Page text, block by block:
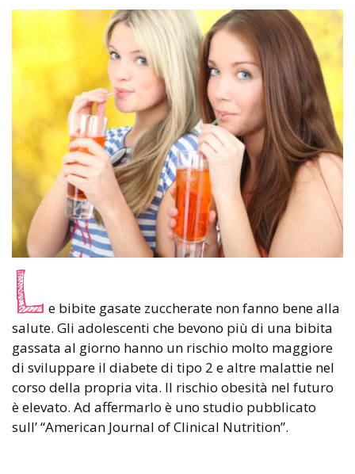
L e bibite gasate zuccherate non fanno bene alla
salute. Gli adolescenti che bevono più di una bibita
gassata al giorno hanno un rischio molto maggiore
di sviluppare il diabete di tipo 2 e altre malattie nel
corso della propria vita. Il rischio obesità nel futuro
è elevato. Ad affermarlo è uno studio pubblicato
sull’ “American Journal of Clinical Nutrition”.